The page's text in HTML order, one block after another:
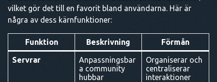
vilket gör det till en favorit bland användarna. Här är
några av dess kärnfunktioner:
Funktion Beskrivning Förmån
Servrar
Anpassningsbar
a community
hubbar
Organiserar och
centraliserar
interaktioner